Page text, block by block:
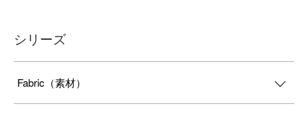
シリーズ
Fabric（素材）